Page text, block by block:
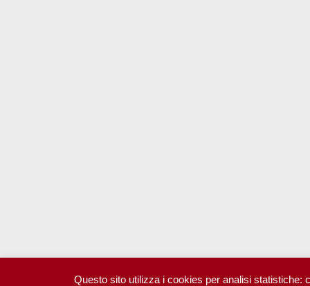
Questo sito utilizza i cookies per analisi